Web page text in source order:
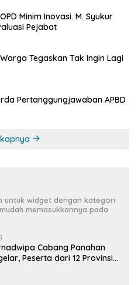
Minim Inovasi. M. Syukur
Pejabat
Tegaskan Tak Ingin Lagi
Pertanggungjawaban APBD
untuk widget dengan kategori
memasukkannya pada
Cabang Panahan
Peserta dari 12 Provinsi